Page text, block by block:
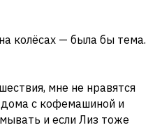
колёсах — была бы тема.
мне не нравятся
дома с кофемашиной и
и если Лиз тоже